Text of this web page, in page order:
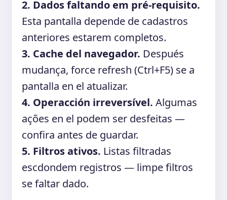
2. Dados faltando em pré-requisito.
Esta pantalla depende de cadastros
anteriores estarem completos.
3. Cache del navegador. Después
mudança, force refresh (Ctrl+F5) se a
pantalla en el atualizar.
4. Operacción irreversível. Algumas
ações en el podem ser desfeitas —
confira antes de guardar.
5. Filtros ativos. Listas filtradas
escdondem registros — limpe filtros
se faltar dado.